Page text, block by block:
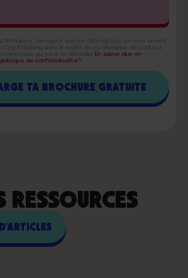
En savoir plus en
de confidentialité.*
RESSOURCES